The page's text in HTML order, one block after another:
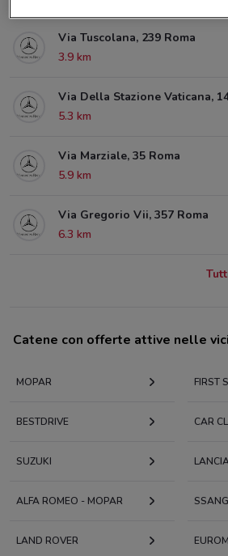
Via Tuscolana, 239 Roma
3.9 km
Via Della Stazione Vaticana,
5.3 km
Via Marziale, 35 Roma
5.9 km
Via Gregorio Vii, 357 Roma
6.3 km
Catene con offerte attive nelle
MOPAR FIRST
BESTDRIVE CAR
SUZUKI
ALFA ROMEO - MOPAR
LAND ROVER